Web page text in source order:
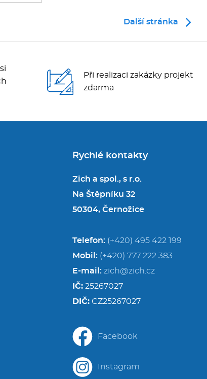
Další stránka
Při realizaci zakázky projekt
zdarma
Rychlé kontakty
Zich a spol., s r.o.
Na Štěpníku 32
50304, Černožice
Telefon: (+420) 495 422 199
Mobil: (+420) 777 222 383
E-mail: zich@zich.cz
IČ: 25267027
DIČ: CZ25267027
Facebook
Instagram